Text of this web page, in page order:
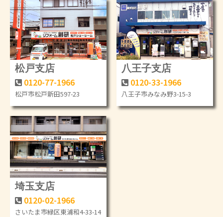
松戸支店
0120-77-1966
松戸市松戸新田597-23
八王子支店
0120-33-1966
八王子市みなみ野3-15-3
埼玉支店
0120-02-1966
さいたま市緑区東浦和4-33-14